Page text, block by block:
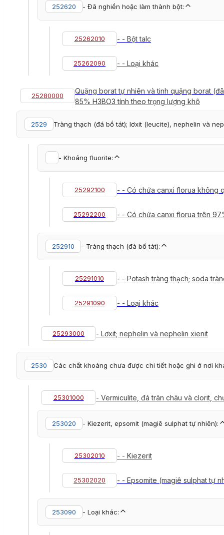
252620 - Đã nghiền hoặc làm thành bột:
25262010 - - Bột talc
25262090 - - Loại khác
25280000
Quặng borat tự nhiên và tinh quặng borat
85% H3BO3 tính theo trọng lượng khô
2529 Tràng thạch (đá bồ tát); lơxit (leucite), nephelin và
- Khoáng fluorite:
25292100 - - Có chứa canxi florua không
25292200 - - Có chứa canxi florua trên
252910 - Tràng thạch (đá bồ tát):
25291010 - - Potash tràng thạch; soda
25291090 - - Loại khác
25293000 - Lơxit; nephelin và nephelin xienit
2530 Các chất khoáng chưa được chi tiết hoặc ghi ở nơi
25301000 - Vermiculite, đá trân châu và clorit,
253020 - Kiezerit, epsomit (magiê sulphat tự nhiên):
25302010 - - Kiezerit
25302020 - - Epsomite (magiê sulphat tự
253090 - Loại khác: